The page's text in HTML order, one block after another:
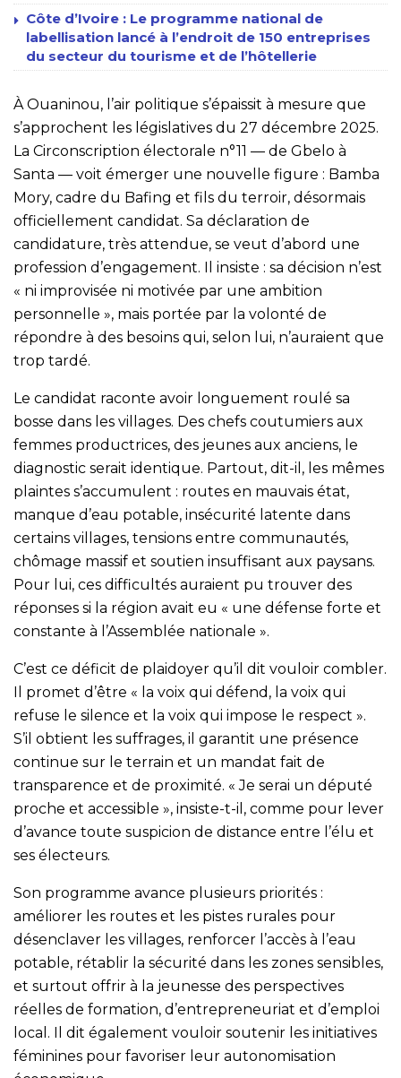
Côte d’Ivoire : Le programme national de
labellisation lancé à l’endroit de 150 entreprises
du secteur du tourisme et de l’hôtellerie
À Ouaninou, l’air politique s’épaissit à mesure que
s’approchent les législatives du 27 décembre 2025.
La Circonscription électorale n°11 — de Gbelo à
Santa — voit émerger une nouvelle figure : Bamba
Mory, cadre du Bafing et fils du terroir, désormais
officiellement candidat. Sa déclaration de
candidature, très attendue, se veut d’abord une
profession d’engagement. Il insiste : sa décision n’est
« ni improvisée ni motivée par une ambition
personnelle », mais portée par la volonté de
répondre à des besoins qui, selon lui, n’auraient que
trop tardé.
Le candidat raconte avoir longuement roulé sa
bosse dans les villages. Des chefs coutumiers aux
femmes productrices, des jeunes aux anciens, le
diagnostic serait identique. Partout, dit-il, les mêmes
plaintes s’accumulent : routes en mauvais état,
manque d’eau potable, insécurité latente dans
certains villages, tensions entre communautés,
chômage massif et soutien insuffisant aux paysans.
Pour lui, ces difficultés auraient pu trouver des
réponses si la région avait eu « une défense forte et
constante à l’Assemblée nationale ».
C’est ce déficit de plaidoyer qu’il dit vouloir combler.
Il promet d’être « la voix qui défend, la voix qui
refuse le silence et la voix qui impose le respect ».
S’il obtient les suffrages, il garantit une présence
continue sur le terrain et un mandat fait de
transparence et de proximité. « Je serai un député
proche et accessible », insiste-t-il, comme pour lever
d’avance toute suspicion de distance entre l’élu et
ses électeurs.
Son programme avance plusieurs priorités :
améliorer les routes et les pistes rurales pour
désenclaver les villages, renforcer l’accès à l’eau
potable, rétablir la sécurité dans les zones sensibles,
et surtout offrir à la jeunesse des perspectives
réelles de formation, d’entrepreneuriat et d’emploi
local. Il dit également vouloir soutenir les initiatives
féminines pour favoriser leur autonomisation